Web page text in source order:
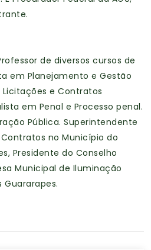
de diversos cursos de
em Planejamento e Gestão
e Contratos
em Penal e Processo penal.
Pública. Superintendente
no Município do
Presidente do Conselho
Municipal de Iluminação